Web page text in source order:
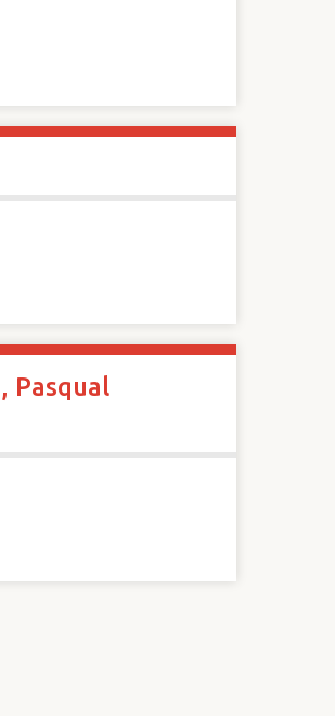
Pasqual